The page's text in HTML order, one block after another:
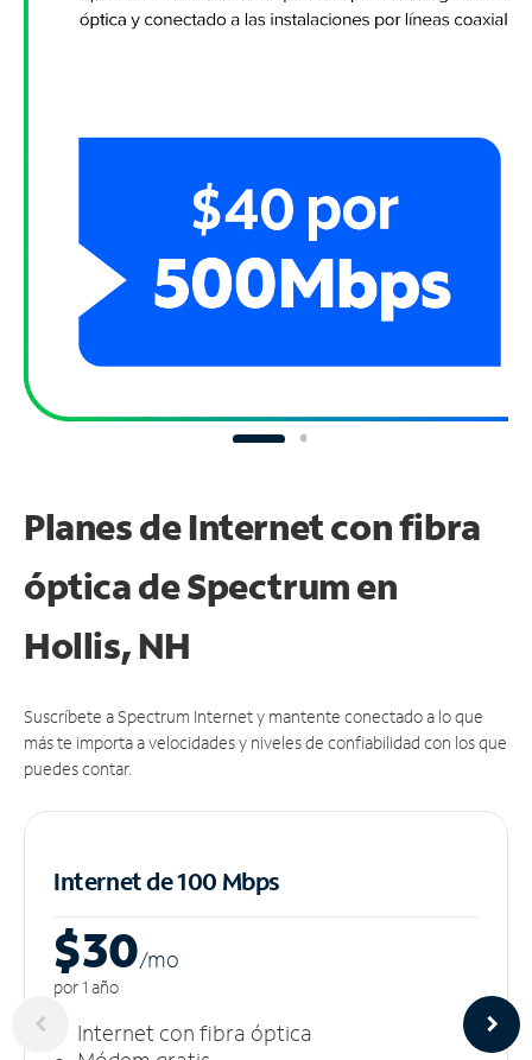
Planes de Internet con fibra
óptica de Spectrum en
Hollis, NH
Suscríbete a Spectrum Internet y mantente conectado a lo que
más te importa a velocidades y niveles de confiabilidad con los que
puedes contar.
Internet de 100 Mbps
$30/mo
por 1 año
Internet con fibra óptica